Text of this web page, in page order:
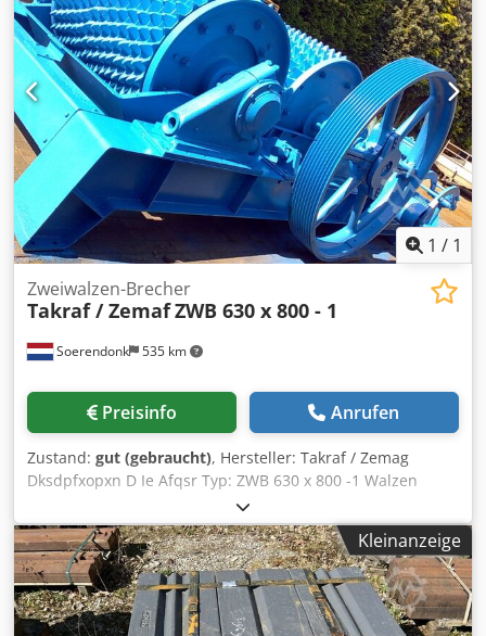
1 / 1
Soerendonk 535 km
Zweiwalzen-Brecher
Takraf / ZemafZWB 630 x 800 - 1
Preisinfo Anrufen
Zustand: gut (gebraucht), Hersteller: Takraf / Zemag
Dksdpfxopxn D Ie Afqsr Typ: ZWB 630 x 800 -1 Walzen
Durchm.: 630mm. Walzen Breite: 800mm. Mit Rahmen und
Antriebe.
Kleinanzeige